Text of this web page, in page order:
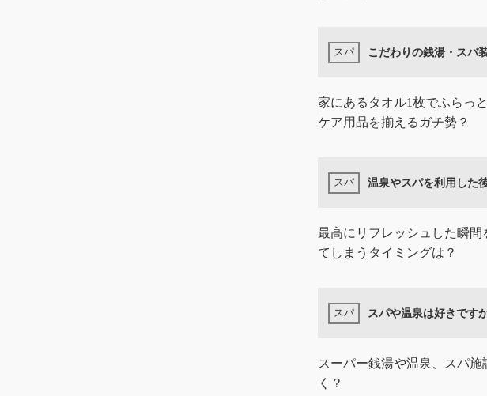
こだわりの銭湯・スバ
家にあるタオル1枚でふらっ
ケア用品を揃えるガチ勢？
温泉やスパを利用した
最高にリフレッシュした瞬間
てしまうタイミングは？
スパや温泉は好きです
スーパー銭湯や温泉、スパ
く？